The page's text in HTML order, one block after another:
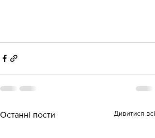
Останні пости Дивитися всі